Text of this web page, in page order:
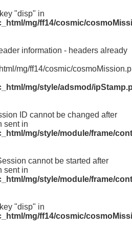
"disp" in
mg/ff14/cosmic/
information - headers already
mg/ff14/cosmic/
mg/style/adsmod/
ID cannot be changed after
sent in
mg/style/module/frame/
cannot be started after
sent in
mg/style/module/frame/
"disp" in
mg/ff14/cosmic/